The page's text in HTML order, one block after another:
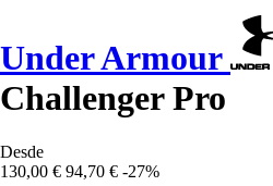
Under Armour
Challenger Pro
Desde
130,00 € 94,70 € -27%